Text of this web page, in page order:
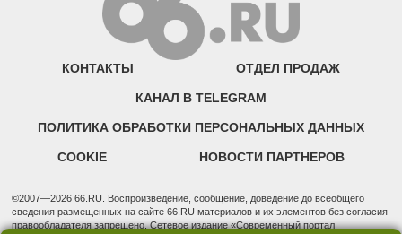
КОНТАКТЫ ОТДЕЛ ПРОДАЖ
КАНАЛ В TELEGRAM
ПОЛИТИКА ОБРАБОТКИ ПЕРСОНАЛЬНЫХ ДАННЫХ
COOKIE НОВОСТИ ПАРТНЕРОВ
©2007—2026 66.RU. Воспроизведение, сообщение, доведение до всеобщего
сведения размещенных на сайте 66.RU материалов и их элементов без согласия
правообладателя запрещено. Сетевое издание «Современный портал